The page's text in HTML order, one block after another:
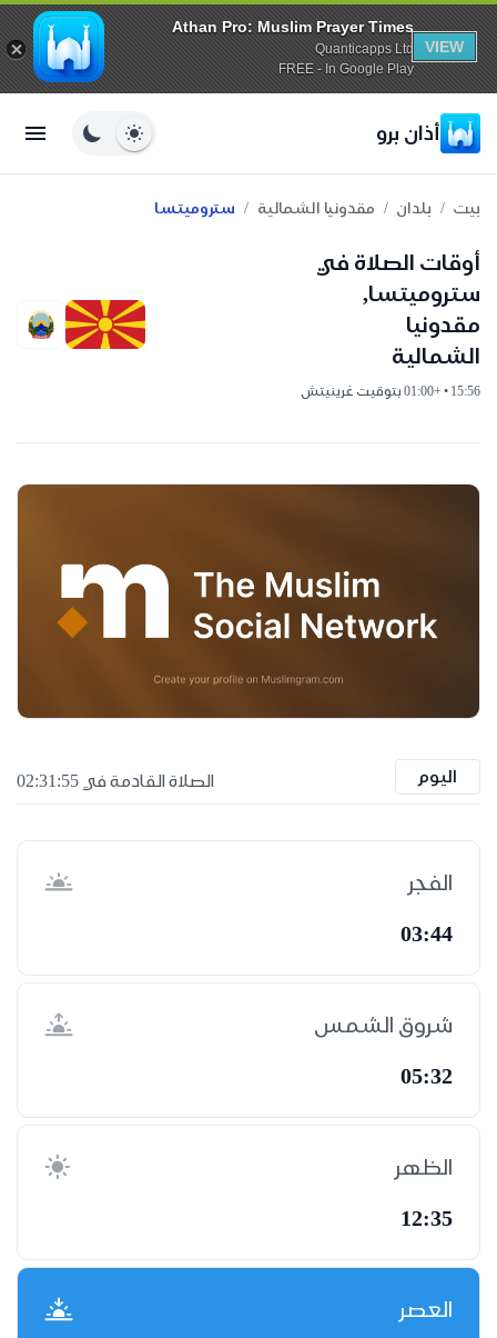
Athan Pro: Muslim Prayer Times
Quanticapps Ltd
FREE - In Google Play
VIEW
أذان برو
بيت / بلدان / مقدونيا الشمالية / ستروميتسا
أوقات الصلاة في
ستروميتسا,
مقدونيا
الشمالية
15:56 • +01:00 بتوقيت غرينيتش
اليوم الصلاة القادمة في 02:31:55
الفجر
03:44
شروق الشمس
05:32
الظهر
12:35
العصر